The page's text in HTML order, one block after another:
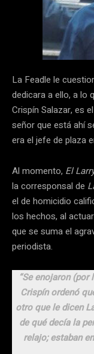
La Feadle le
dedicara a ello, a lo
Crispín Salazar, es
señor que está ahí
era el jefe de plaza
Al momento, El
la corresponsal de
el de homicidio
los hechos, al
que se suma el
periodista.
“Se enojaron
Crispín ordenó
otro que le dicen
de qué decía la
relajo; estaban